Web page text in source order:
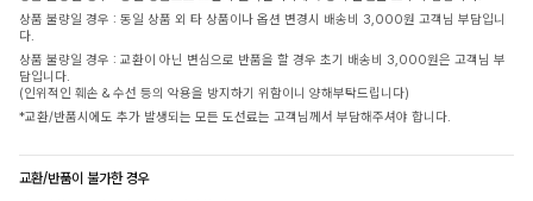
상품 불량일 경우 : 동일 상품 외 타 상품이나 옵션 변경시 배송비 3,000원 고객님 부담입니
다.
상품 불량일 경우 : 교환이 아닌 변심으로 반품을 할 경우 초기 배송비 3,000원은 고객님 부
담입니다.
(인위적인 훼손 & 수선 등의 악용을 방지하기 위함이니 양해부탁드립니다)
*교환/반품시에도 추가 발생되는 모든 도선료는 고객님께서 부담해주셔야 합니다.
교환/반품이 불가한 경우